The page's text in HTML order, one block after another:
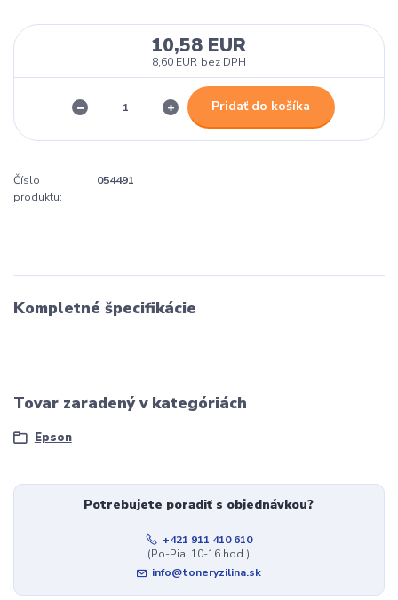
10,58 EUR
8,60 EUR bez DPH
Pridať do košíka
Číslo
produktu:
054491
Kompletné špecifikácie
-
Tovar zaradený v kategóriách
Epson
Potrebujete poradiť s objednávkou?
+421 911 410 610
(Po-Pia, 10-16 hod.)
info@toneryzilina.sk